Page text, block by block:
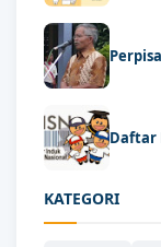
Daftar
KATEGORI